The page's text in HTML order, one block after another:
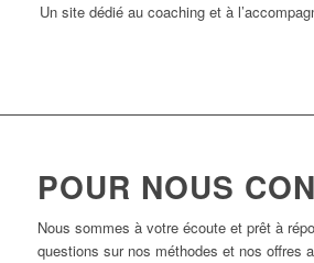
Un site dédié au coaching et à
POUR NOUS
Nous sommes à votre écoute et prêt à
questions sur nos méthodes et nos offres